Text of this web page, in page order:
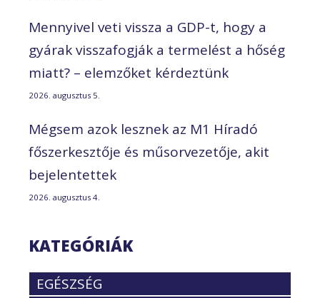
Mennyivel veti vissza a GDP-t, hogy a
gyárak visszafogják a termelést a hőség
miatt? – elemzőket kérdeztünk
2026. augusztus 5.
Mégsem azok lesznek az M1 Híradó
főszerkesztője és műsorvezetője, akit
bejelentettek
2026. augusztus 4.
KATEGÓRIÁK
EGÉSZSÉG